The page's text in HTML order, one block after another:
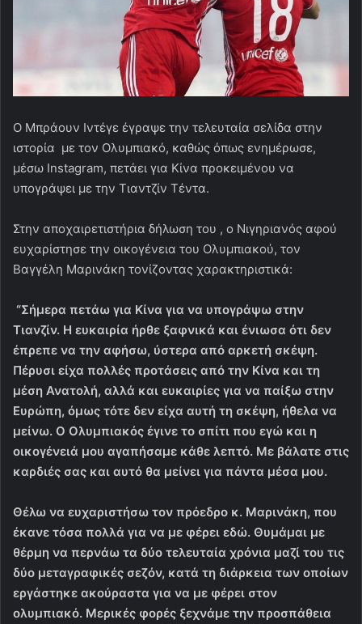
Ο Μπράουν Ιντέγε έγραψε την τελευταία σελίδα στην
ιστορία με τον Ολυμπιακό, καθώς όπως ενημέρωσε,
μέσω Instagram, πετάει για Κίνα προκειμένου να
υπογράψει με την Τιαντζίν Τέντα.
Στην αποχαιρετιστήρια δήλωση του , ο Νιγηριανός αφού
ευχαρίστησε την οικογένεια του Ολυμπιακού, τον
Βαγγέλη Μαρινάκη τονίζοντας χαρακτηριστικά:
“Σήμερα πετάω για Κίνα για να υπογράψω στην
Τιανζίν. Η ευκαιρία ήρθε ξαφνικά και ένιωσα ότι δεν
έπρεπε να την αφήσω, ύστερα από αρκετή σκέψη.
Πέρυσι είχα πολλές προτάσεις από την Κίνα και τη
μέση Ανατολή, αλλά και ευκαιρίες για να παίξω στην
Ευρώπη, όμως τότε δεν είχα αυτή τη σκέψη, ήθελα να
μείνω. Ο Ολυμπιακός έγινε το σπίτι που εγώ και η
οικογένειά μου αγαπήσαμε κάθε λεπτό. Με βάλατε στις
καρδιές σας και αυτό θα μείνει για πάντα μέσα μου.
Θέλω να ευχαριστήσω τον πρόεδρο κ. Μαρινάκη, που
έκανε τόσα πολλά για να με φέρει εδώ. Θυμάμαι με
θέρμη να περνάω τα δύο τελευταία χρόνια μαζί του τις
δύο μεταγραφικές σεζόν, κατά τη διάρκεια των οποίων
εργάστηκε ακούραστα για να με φέρει στον
ολυμπιακό. Μερικές φορές ξεχνάμε την προσπάθεια